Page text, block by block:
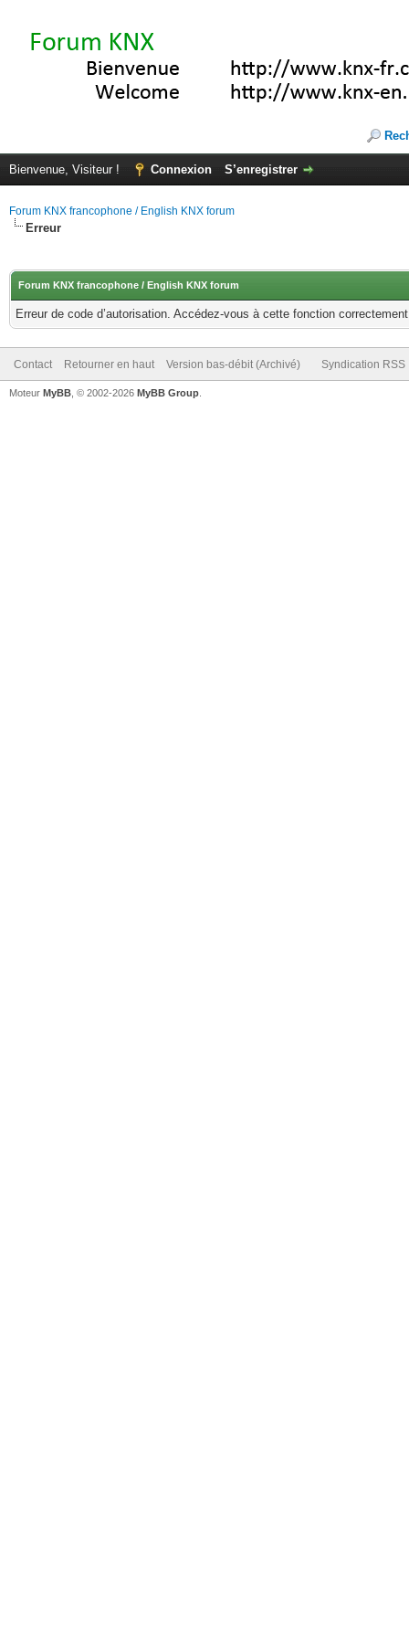
Bienvenue, Visiteur ! Connexion S’enregistrer
Forum KNX francophone / English KNX forum
Erreur
Forum KNX francophone / English KNX forum
Erreur de code d’autorisation. Accédez-vous à cette fonction
Contact Retourner en haut Version bas-débit (Archivé) Syndication RSS
Moteur MyBB , © 2002-2026 MyBB Group